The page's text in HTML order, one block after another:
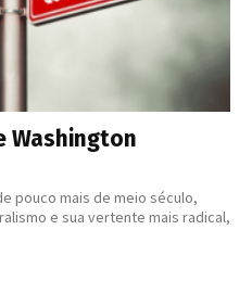
Washington
pouco mais de meio século,
e sua vertente mais radical,